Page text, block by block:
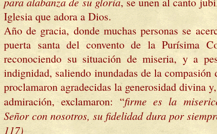
Iglesia que adora a Dios.
Año de gracia, donde muchas personas se
puerta santa del convento de la Purísima
reconociendo su situación de miseria, y a
indignidad, saliendo inundadas de la compasión
proclamaron agradecidas la generosidad divina
admiración, exclamaron: “firme es la
Señor con nosotros, su fidelidad dura por
117)